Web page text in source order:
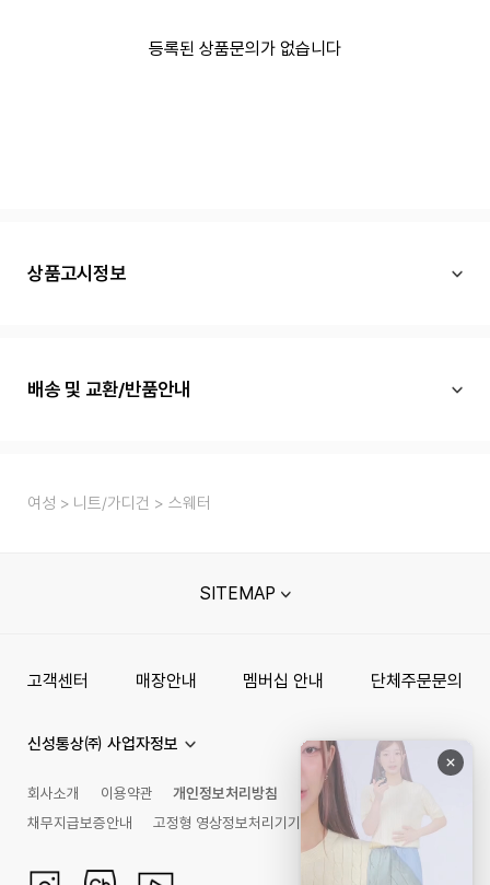
등록된 상품문의가 없습니다
상품고시정보
배송 및 교환/반품안내
여성 니트/가디건 스웨터
SITEMAP
고객센터 매장안내 멤버십 안내 단체주문문의
신성통상㈜ 사업자정보
회사소개 이용약관
개인정보처리방침
채무지급보증안내
고정형 영상정보처리기기 운영관리 방침